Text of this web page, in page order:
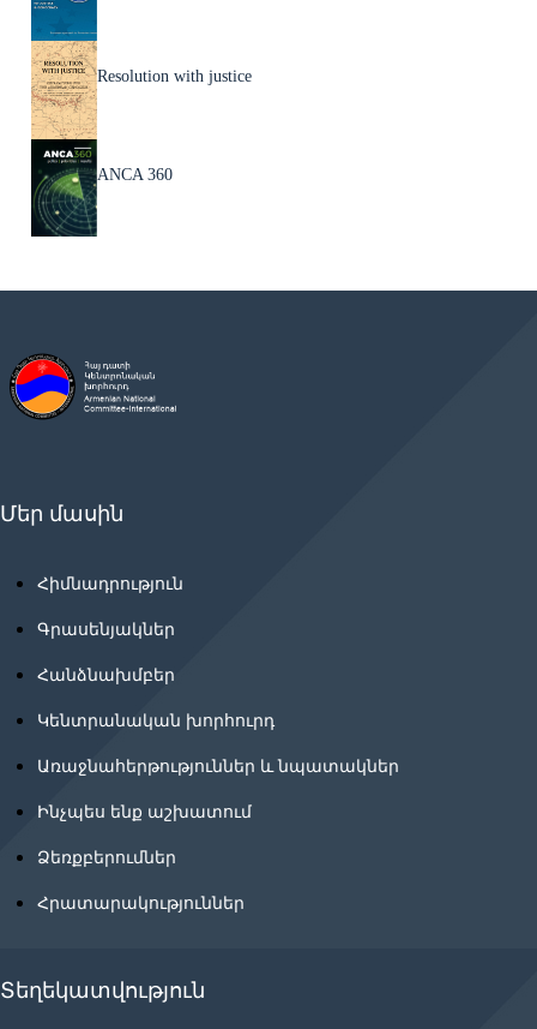
Resolution with justice
ANCA 360
Մեր մասին
Հիմնադրություն
Գրասենյակներ
Հանձնախմբեր
Կենտրանական խորհուրդ
Առաջնահերթություններ և նպատակներ
Ինչպես ենք աշխատում
Ձեռքբերումներ
Հրատարակություններ
Տեղեկատվություն